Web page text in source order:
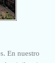
En nuestro